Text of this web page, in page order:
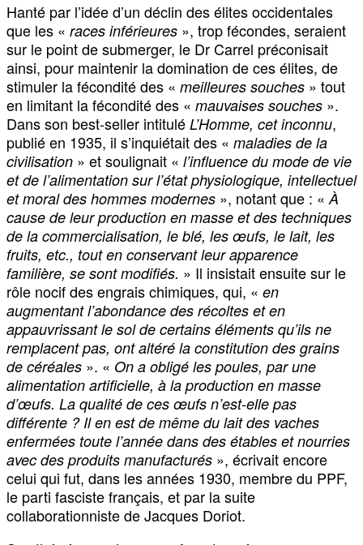
Hanté par l’idée d’un déclin des élites occidentales
que les « races inférieures », trop fécondes, seraient
sur le point de submerger, le Dr Carrel préconisait
ainsi, pour maintenir la domination de ces élites, de
stimuler la fécondité des « meilleures souches » tout
en limitant la fécondité des « mauvaises souches ».
Dans son best-seller intitulé L’Homme, cet inconnu,
publié en 1935, il s’inquiétait des « maladies de la
civilisation » et soulignait « l’influence du mode de vie
et de l’alimentation sur l’état physiologique, intellectuel
et moral des hommes modernes », notant que : «À
cause de leur production en masse et des techniques
de la commercialisation, le blé, les œufs, le lait, les
fruits, etc., tout en conservant leur apparence
familière, se sont modifiés. » Il insistait ensuite sur le
rôle nocif des engrais chimiques, qui, « en
augmentant l’abondance des récoltes et en
appauvrissant le sol de certains éléments qu’ils ne
remplacent pas, ont altéré la constitution des grains
de céréales ». « On a obligé les poules, par une
alimentation artificielle, à la production en masse
d’œufs. La qualité de ces œufs n’est-elle pas
différente ? Il en est de même du lait des vaches
enfermées toute l’année dans des étables et nourries
avec des produits manufacturés », écrivait encore
celui qui fut, dans les années 1930, membre du PPF,
le parti fasciste français, et par la suite
collaborationniste de Jacques Doriot.